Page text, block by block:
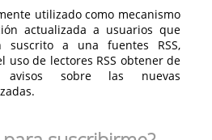
utilizado como mecanismo
actualizada a usuarios que
suscrito a una fuentes RSS,
de lectores RSS obtener de
avisos sobre las nuevas